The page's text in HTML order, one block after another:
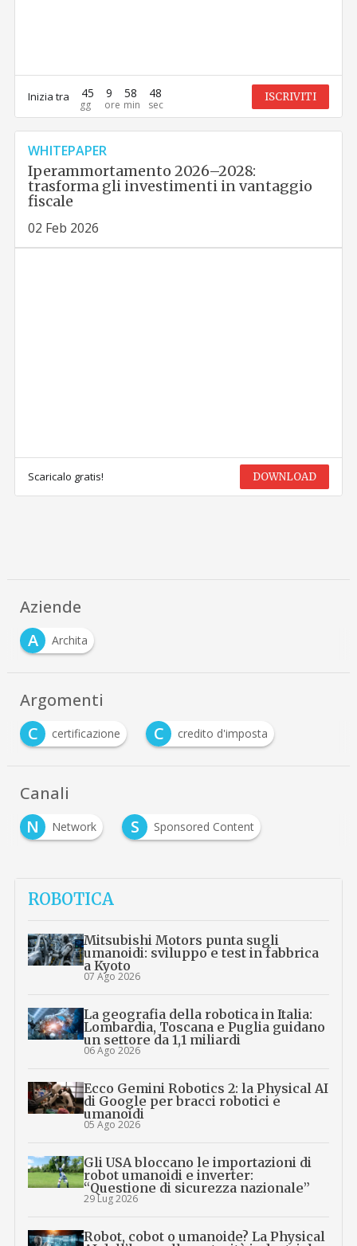
Inizia tra 45 9 58 46 ISCRIVITI
WHITEPAPER
Iperammortamento 2026–2028:
trasforma gli investimenti in vantaggio
fiscale
02 Feb 2026
Scaricalo gratis! DOWNLOAD
Aziende
A
Archita
Argomenti
C
certificazione C credito d'imposta
Canali
N
Network S Sponsored Content
ROBOTICA
Mitsubishi Motors punta sugli
umanoidi: sviluppo e test in fabbrica
a Kyoto
07 Ago 2026
La geografia della robotica in Italia:
Lombardia, Toscana e Puglia guidano
un settore da 1,1 miliardi
06 Ago 2026
Ecco Gemini Robotics 2: la Physical AI
di Google per bracci robotici e
umanoidi
05 Ago 2026
Gli USA bloccano le importazioni di
robot umanoidi e inverter:
“Questione di sicurezza nazionale”
29 Lug 2026
Robot, cobot o umanoide? La Physical